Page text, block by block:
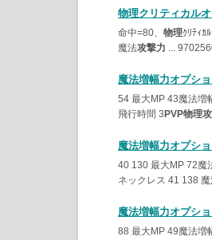
物理クリティカル
命中=80、 物理ｸﾘﾃｨｶ
魔法攻撃力 ...
魔法増幅力オプシ
54 最大MP 43魔法増
飛行時間 3 PVP物理
魔法増幅力オプシ
40 130 最大MP 72魔
ネックレス 41 138
魔法増幅力オプシ
88 最大MP 49魔法増